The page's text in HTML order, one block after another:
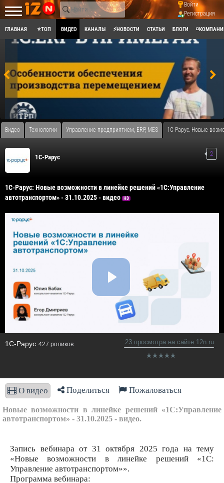
Войти
Регистрация
ГЛАВНАЯ ⭐ТОП ВИДЕО КАНАЛЫ ⚡НОВОСТИ СТАТЬИ БЛОГИ
Видео Технологии Управление предприятием, ERP, MES 1С-Рарус: Новые
1C-Рарус 2
1С-Рарус: Новые возможности в линейке решений «1С:Управление
автотранспортом» - 31.10.2025 - видео
HD
1C-Рарус 427 роликов 23 просмотра на сайте 12n.ru
О видео Поделиться Пожаловаться
Новые возможности в линейке решений «1С:Управление
автотранспортом» - 31.10.2025 - видео.
Запись вебинара от 31 октября 2025 года на тему
«Новые возможности в линейке решений «1С:
Управление автотранспортом»».
Программа вебинара: